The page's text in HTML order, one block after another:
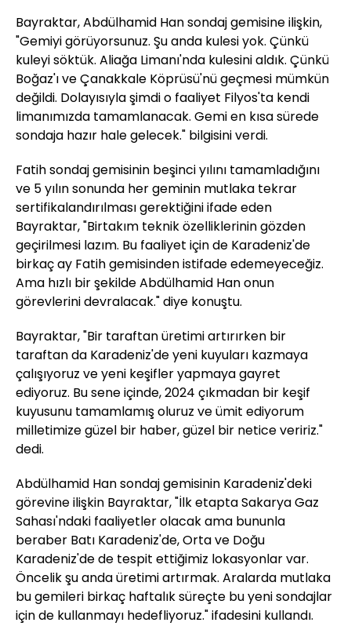
Bayraktar, Abdülhamid Han sondaj gemisine ilişkin,
"Gemiyi görüyorsunuz. Şu anda kulesi yok. Çünkü
kuleyi söktük. Aliağa Limanı'nda kulesini aldık. Çünkü
Boğaz'ı ve Çanakkale Köprüsü'nü geçmesi mümkün
değildi. Dolayısıyla şimdi o faaliyet Filyos'ta kendi
limanımızda tamamlanacak. Gemi en kısa sürede
sondaja hazır hale gelecek." bilgisini verdi.
Fatih sondaj gemisinin beşinci yılını tamamladığını
ve 5 yılın sonunda her geminin mutlaka tekrar
sertifikalandırılması gerektiğini ifade eden
Bayraktar, "Birtakım teknik özelliklerinin gözden
geçirilmesi lazım. Bu faaliyet için de Karadeniz'de
birkaç ay Fatih gemisinden istifade edemeyeceğiz.
Ama hızlı bir şekilde Abdülhamid Han onun
görevlerini devralacak." diye konuştu.
Bayraktar, "Bir taraftan üretimi artırırken bir
taraftan da Karadeniz'de yeni kuyuları kazmaya
çalışıyoruz ve yeni keşifler yapmaya gayret
ediyoruz. Bu sene içinde, 2024 çıkmadan bir keşif
kuyusunu tamamlamış oluruz ve ümit ediyorum
milletimize güzel bir haber, güzel bir netice veririz."
dedi.
Abdülhamid Han sondaj gemisinin Karadeniz'deki
görevine ilişkin Bayraktar, "İlk etapta Sakarya Gaz
Sahası'ndaki faaliyetler olacak ama bununla
beraber Batı Karadeniz'de, Orta ve Doğu
Karadeniz'de de tespit ettiğimiz lokasyonlar var.
Öncelik şu anda üretimi artırmak. Aralarda mutlaka
bu gemileri birkaç haftalık süreçte bu yeni sondajlar
için de kullanmayı hedefliyoruz." ifadesini kullandı.